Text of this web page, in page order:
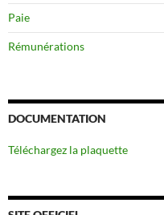
Paie
Rémunérations
DOCUMENTATION
Téléchargez la plaquette